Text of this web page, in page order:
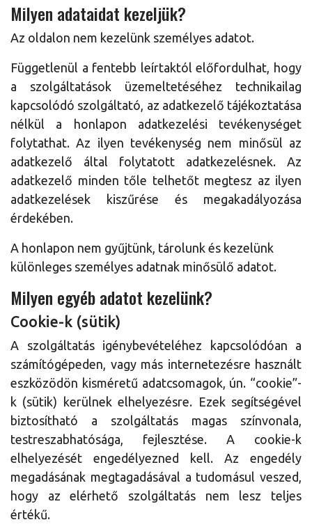
Milyen adataidat kezeljük?
Az oldalon nem kezelünk személyes adatot.
Függetlenül a fentebb leírtaktól előfordulhat, hogy
a szolgáltatások üzemeltetéséhez technikailag
kapcsolódó szolgáltató, az adatkezelő tájékoztatása
nélkül a honlapon adatkezelési tevékenységet
folytathat. Az ilyen tevékenység nem minősül az
adatkezelő által folytatott adatkezelésnek. Az
adatkezelő minden tőle telhetőt megtesz az ilyen
adatkezelések kiszűrése és megakadályozása
érdekében.
A honlapon nem gyűjtünk, tárolunk és kezelünk
különleges személyes adatnak minősülő adatot.
Milyen egyéb adatot kezelünk?
Cookie-k (sütik)
A szolgáltatás igénybevételéhez kapcsolódóan a
számítógépeden, vagy más internetezésre használt
eszközödön kisméretű adatcsomagok, ún. “cookie”-
k (sütik) kerülnek elhelyezésre. Ezek segítségével
biztosítható a szolgáltatás magas színvonala,
testreszabhatósága, fejlesztése. A cookie-k
elhelyezését engedélyezned kell. Az engedély
megadásának megtagadásával a tudomásul veszed,
hogy az elérhető szolgáltatás nem lesz teljes
értékű.